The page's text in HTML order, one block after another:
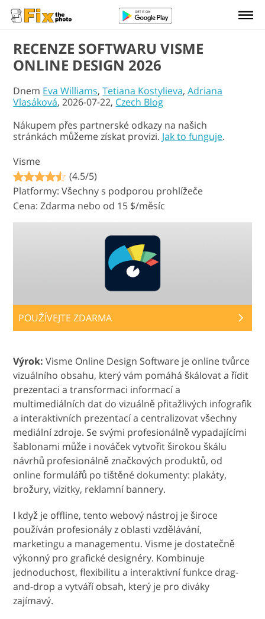
RECENZE SOFTWARU VISME
ONLINE DESIGN 2026
Dnem Eva Williams,Tetiana Kostylieva,Adriana
Vlasáková, 2026-07-22, Czech Blog
Nákupem přes partnerské odkazy na našich
stránkách můžeme získat provizi. Jak to funguje.
Visme
(4.5/5)
Platformy: Všechny s podporou prohlížeče
Cena: Zdarma nebo od 15 $/měsíc
POUŽÍVEJTE ZDARMA
Výrok: Visme Online Design Software je online tvůrce
vizuálního obsahu, který vám pomáhá škálovat a řídit
prezentaci a transformaci informací a
multimediálních dat do vizuálně přitažlivých infografik
a interaktivních prezentací a centralizovat všechny
mediální zdroje. Se svými profesionálně vypadajícími
šablonami může i nováček vytvořit širokou škálu
návrhů profesionálně značkových produktů, od
online formulářů po tištěné dokumenty: plakáty,
brožury, vizitky, reklamní bannery.
I když je offline, tento webový nástroj je široce
používán profesionály z oblasti vzdělávání,
marketingu a managementu. Visme je dostatečně
výkonný pro grafické designéry. Kombinuje
jednoduchost, flexibilitu a interaktivní funkce drag-
and-drop a vytváří obsah, který je pro diváky
zajímavý.